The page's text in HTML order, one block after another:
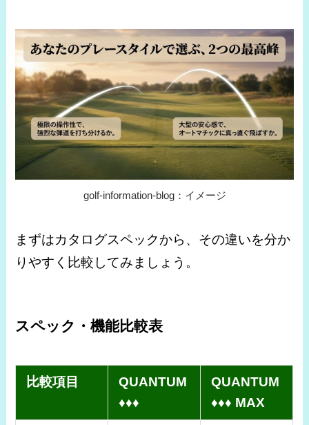
golf-information-blog：イメージ
まずはカタログスペックから、その違いを分か
りやすく比較してみましょう。
スペック・機能比較表
比較項目
QUANTUM
♦♦♦
QUANTUM
♦♦♦ MAX